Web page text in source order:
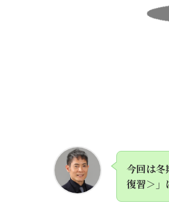
今回は冬
復習＞」